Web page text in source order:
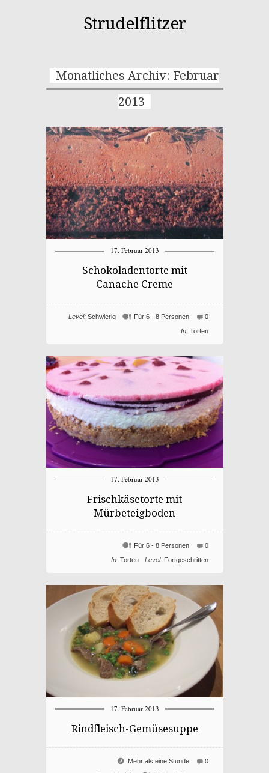
Strudelflitzer
Monatliches Archiv: Februar
2013
17. Februar 2013
Schokoladentorte mit
Canache Creme
0
Für 6 - 8 Personen
Level: Schwierig
In: Torten
17. Februar 2013
Frischkäsetorte mit
Mürbeteigboden
0
Für 6 - 8 Personen
Level: Fortgeschritten
In: Torten
17. Februar 2013
Rindfleisch-Gemüsesuppe
0
Mehr als eine Stunde